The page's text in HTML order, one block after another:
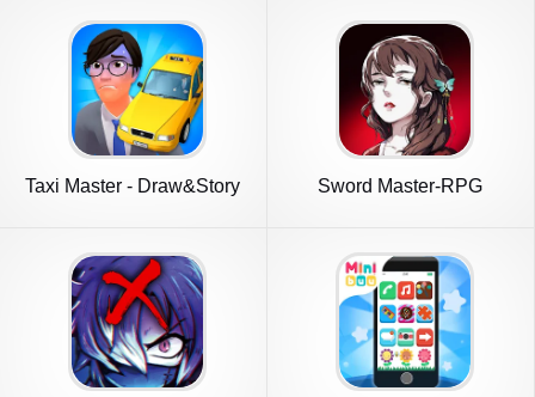
Taxi Master - Draw&Story
Sword Master-RPG